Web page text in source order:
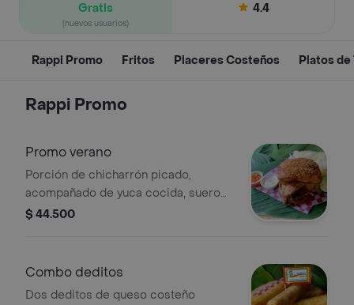
Gratis
(nuevos usuarios)
4.4
Rappi Promo Fritos Placeres Costeños Platos
Rappi Promo
Promo verano
Porción de chicharrón picado,
acompañado de yuca cocida, suero
costeño y picante + agua de arroz
$ 44.500
Combo deditos
Dos deditos de queso costeño